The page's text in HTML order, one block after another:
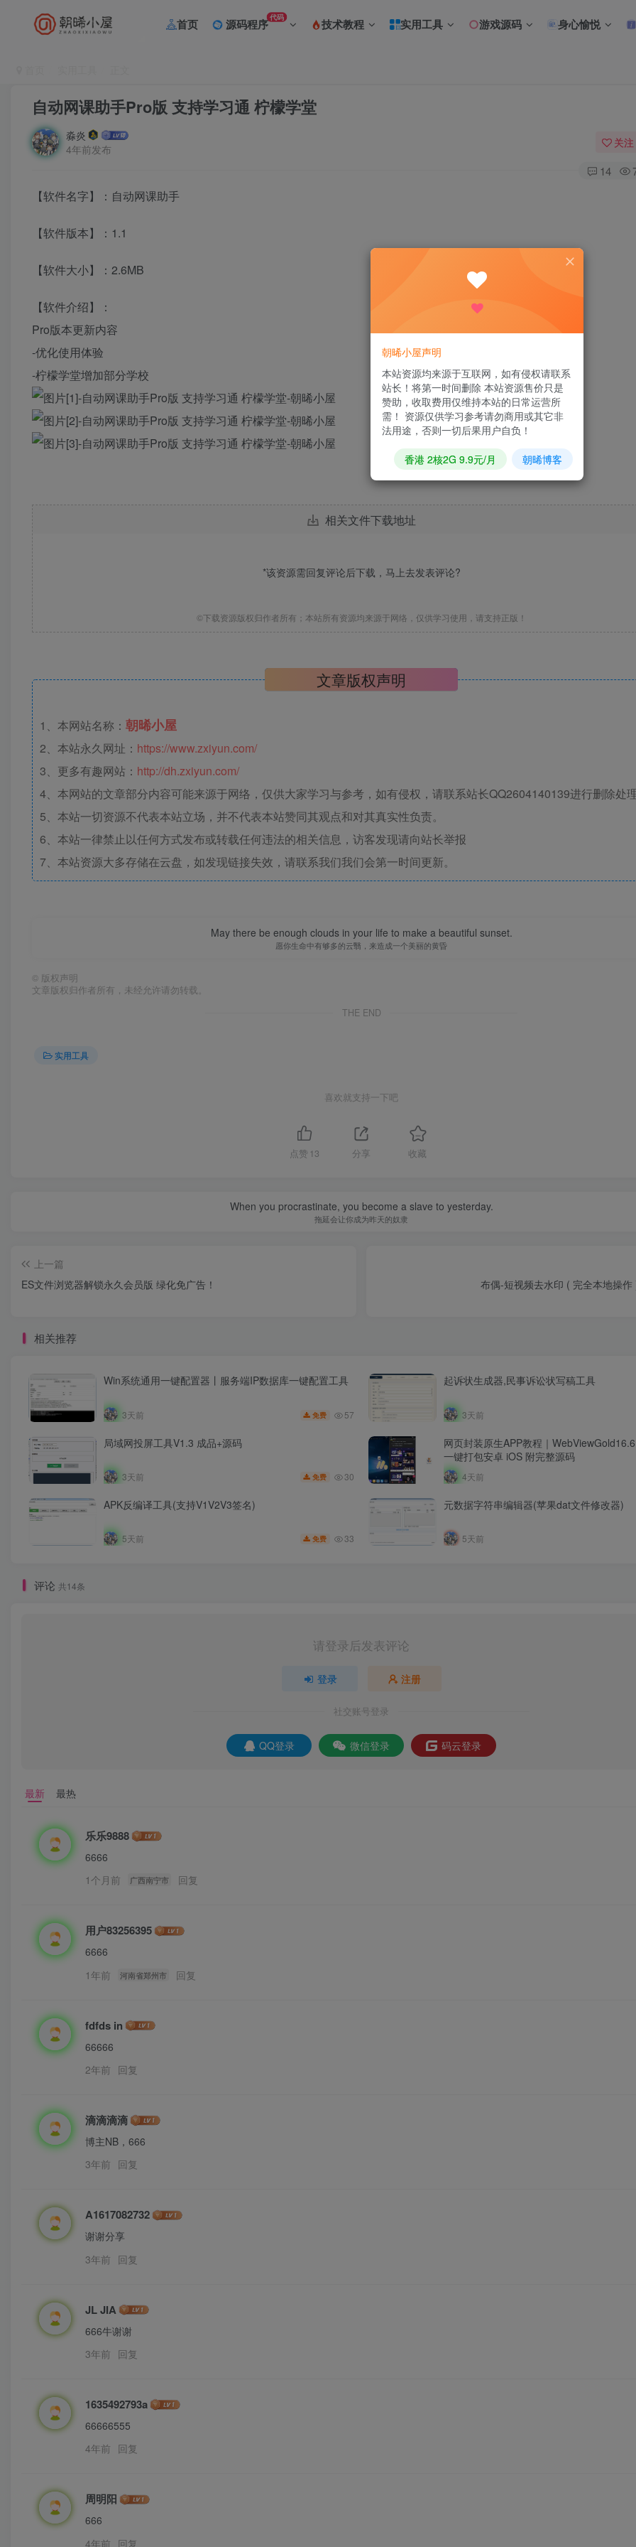
首页 源码程序代码 技术教程 实用工具 游戏源码 身心愉悦
自动网课助手Pro版 支持学习通 柠檬学堂
淼炎
4年前发布
关注
14
【软件名字】：自动网课助手
【软件版本】：1.1
【软件大小】：2.6MB
【软件介绍】：
Pro版本更新内容
-优化使用体验
-柠檬学堂增加部分学校
相关文件下载地址
*该资源需回复评论后下载，马上去发表评论?
©下载资源版权归作者所有；本站所有资源均来源于网络，仅供学习使用，请支持正版！
文章版权声明
1、本网站名称： 朝晞小屋
2、本站永久网址： https://www.zxiyun.com/
3、更多有趣网站： http://dh.zxiyun.com/
4、本网站的文章部分内容可能来源于网络，仅供大家学习与参考，如有侵权，请联系站长QQ2604140139进行删除处
5、本站一切资源不代表本站立场，并不代表本站赞同其观点和对其真实性负责。
6、本站一律禁止以任何方式发布或转载任何违法的相关信息，访客发现请向站长举报
7、本站资源大多存储在云盘，如发现链接失效，请联系我们我们会第一时间更新。
May there be enough clouds in your life to make a beautiful sunset.
愿你生命中有够多的云翳，来造成一个美丽的黄昏
© 版权声明
文章版权归作者所有，未经允许请勿转载。
THE END
实用工具
喜欢就支持一下吧
点赞 13 分享 收藏
When you procrastinate, you become a slave to yesterday.
拖延会让你成为昨天的奴隶
上一篇
ES文件浏览器解锁永久会员版 绿化免广告！
布偶-短视频去水印 ( 完全本地操
相关推荐
Win系统通用一键配置器丨服务端IP数据库一键配置工具
3天前 免费 57
起诉状生成器,民事诉讼状写稿工具
3天前
局域网投屏工具V1.3 成品+源码
3天前 免费 30
网页封装原生APP教程｜
一键打包安卓 iOS 附完整源码
4天前
APK反编译工具(支持V1V2V3签名)
5天前 免费 33
元数据字符串编辑器(苹果dat文件修改器)
5天前
评论 共14条
请登录后发表评论
登录 注册
社交账号登录
QQ登录 微信登录 码云登录
最新 最热
乐乐9888
6666
1个月前
广西南宁市 回复
用户83256395
6666
1年前
河南省郑州市 回复
fdfds in
66666
2年前 回复
滴滴滴滴
博主NB，666
3年前 回复
A1617082732
谢谢分享
3年前 回复
JL JIA
666牛谢谢
3年前 回复
1635492793a
66666555
4年前 回复
周明阳
666
4年前 回复
朝晞小屋声明
本站资源均来源于互联网，如有侵权请联系
站长！将第一时间删除 本站资源售价只是
赞助，收取费用仅维持本站的日常运营所
需！ 资源仅供学习参考请勿商用或其它非
法用途，否则一切后果用户自负！
香港 2核2G 9.9元/月 朝晞博客